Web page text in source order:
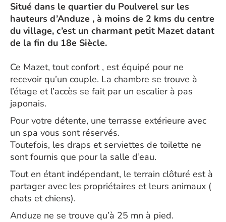
Situé dans le quartier du Poulverel sur les
hauteurs d’Anduze , à moins de 2 kms du centre
du village, c’est un charmant petit Mazet datant
de la fin du 18e Siècle.
Ce Mazet, tout confort , est équipé pour ne
recevoir qu’un couple. La chambre se trouve à
l’étage et l’accès se fait par un escalier à pas
japonais.
Pour votre détente, une terrasse extérieure avec
un spa vous sont réservés.
Toutefois, les draps et serviettes de toilette ne
sont fournis que pour la salle d’eau.
Tout en étant indépendant, le terrain clôturé est à
partager avec les propriétaires et leurs animaux (
chats et chiens).
Anduze ne se trouve qu’à 25 mn à pied.